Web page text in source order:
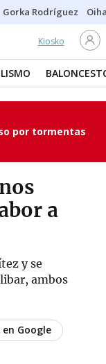
Gorka Rodríguez
Kiosko
por tormentas
a
y se
ambos
Google